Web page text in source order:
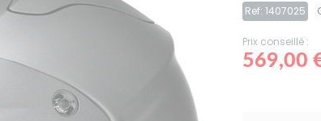
Ref: 1407025
Prix conseillé :
569,00